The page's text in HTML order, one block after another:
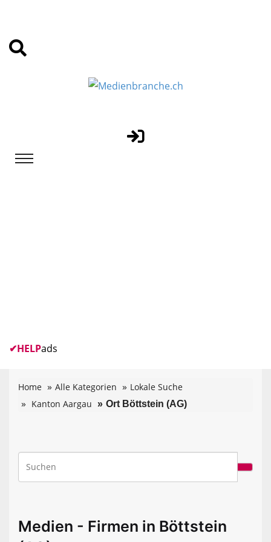
✔HELPads
Home Alle Kategorien
Lokale Suche
Kanton Aargau
Ort Böttstein (AG)
Medien - Firmen in Böttstein